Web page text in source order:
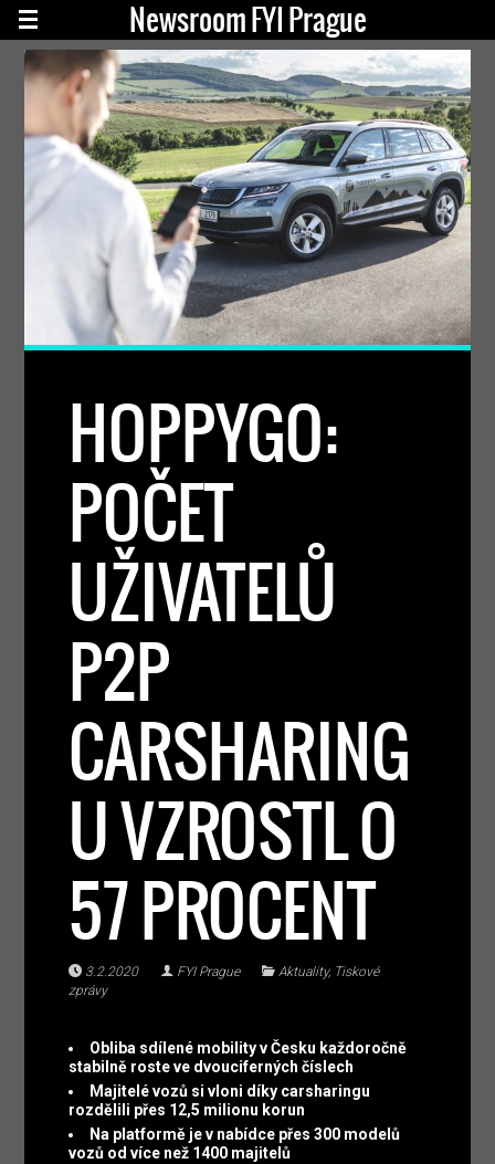
Newsroom FYI Prague
HOPPYGO:
POČET
UŽIVATELŮ
P2P
CARSHARING
U VZROSTL O
57 PROCENT
3.2.2020 FYI Prague Aktuality, Tiskové
zprávy
Obliba sdílené mobility v Česku každoročně
stabilně roste ve dvouciferných číslech
Majitelé vozů si vloni díky carsharingu
rozdělili přes 12,5 milionu korun
Na platformě je v nabídce přes 300 modelů
vozů od více než 1400 majitelů